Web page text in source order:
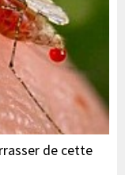
de cette